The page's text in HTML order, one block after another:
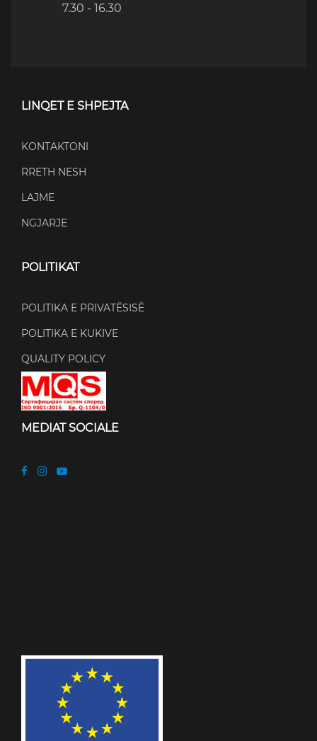
7.30 - 16.30
LINQET E SHPEJTA
KONTAKTONI
RRETH NESH
LAJME
NGJARJE
POLITIKAT
POLITIKA E PRIVATËSISË
POLITIKA E KUKIVE
QUALITY POLICY
MEDIAT SOCIALE